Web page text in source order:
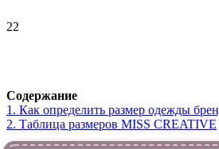
22
Содержание
1. Как определить размер одежды
2. Таблица размеров MISS CREATIVE